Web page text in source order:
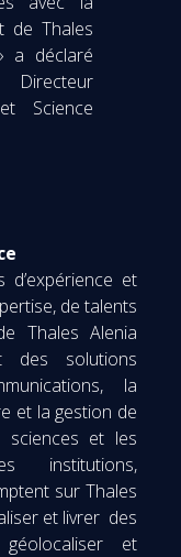
de Thales
a déclaré
Science
et
de talents
Thales Alenia
des solutions
la
et la gestion de
sciences et les
institutions,
sur Thales
et livrer des
et